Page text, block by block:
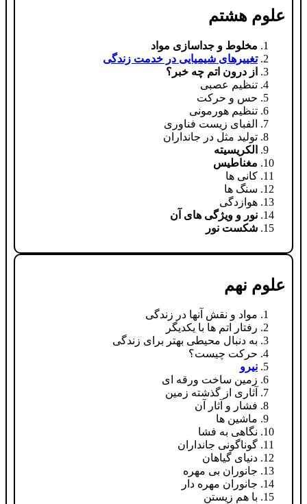
علوم هشتم
مخلوط و جداسازی مواد
تغییرهای شیمیایی در خدمت زندگی
از درون اتم چه خبر؟
تنظیم عصبی
حس و حرکت
تنظیم هورمونی
الفبای زیست فناوری
تولید مثل در جانداران
الکریسیته
مغناطیس
کانی ها
سنگ ها
هوازدگی
نور و ویژگی های آن
شکست نور
علوم نهم
مواد و نقش آنها در زندگی
رفتار اتم ها با یکدیگر
به دنبال محیطی بهتر برای زندگی
حرکت چیست؟
نیرو
زمین ساخت ورقه ای
آثاری از گذشته زمین
فشار و آثار آن
ماشین ها
نگاهی به فشا
گوناگونی جانداران
دنیای گیاهان
جانوران بی مهره
جانوران مهره دار
با هم زیستن